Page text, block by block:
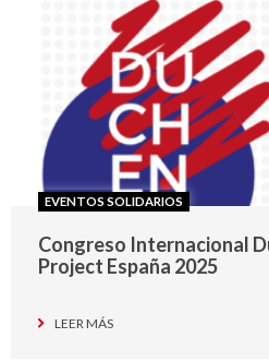
EVENTOS SOLIDARIOS
Congreso Internacional
Project España 2025
LEER MÁS